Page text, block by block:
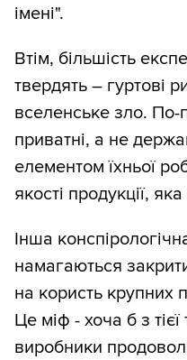
імені".
Втім, більшість
твердять – гуртові
вселенське зло.
приватні, а не
елементом їхньої
якості продукції,
Інша
намагаються
на користь крупних
Це міф - хоча б з
виробники